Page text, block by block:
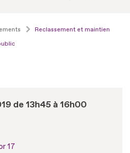
Reclassement et maintien
de 13h45 à 16h00
17